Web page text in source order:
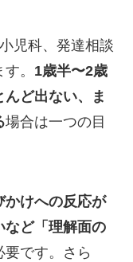
児科、発達相談
。 1歳半〜2歳
ど出ない、ま
場合は一つの目
かけへの反応が
など「理解面の
です。さら